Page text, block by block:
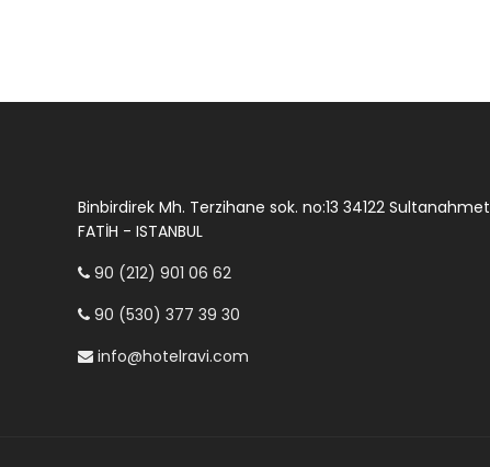
Binbirdirek Mh. Terzihane sok. no:13 34122 Sultanahmet
FATİH - ISTANBUL
90 (212) 901 06 62
90 (530) 377 39 30
info@hotelravi.com